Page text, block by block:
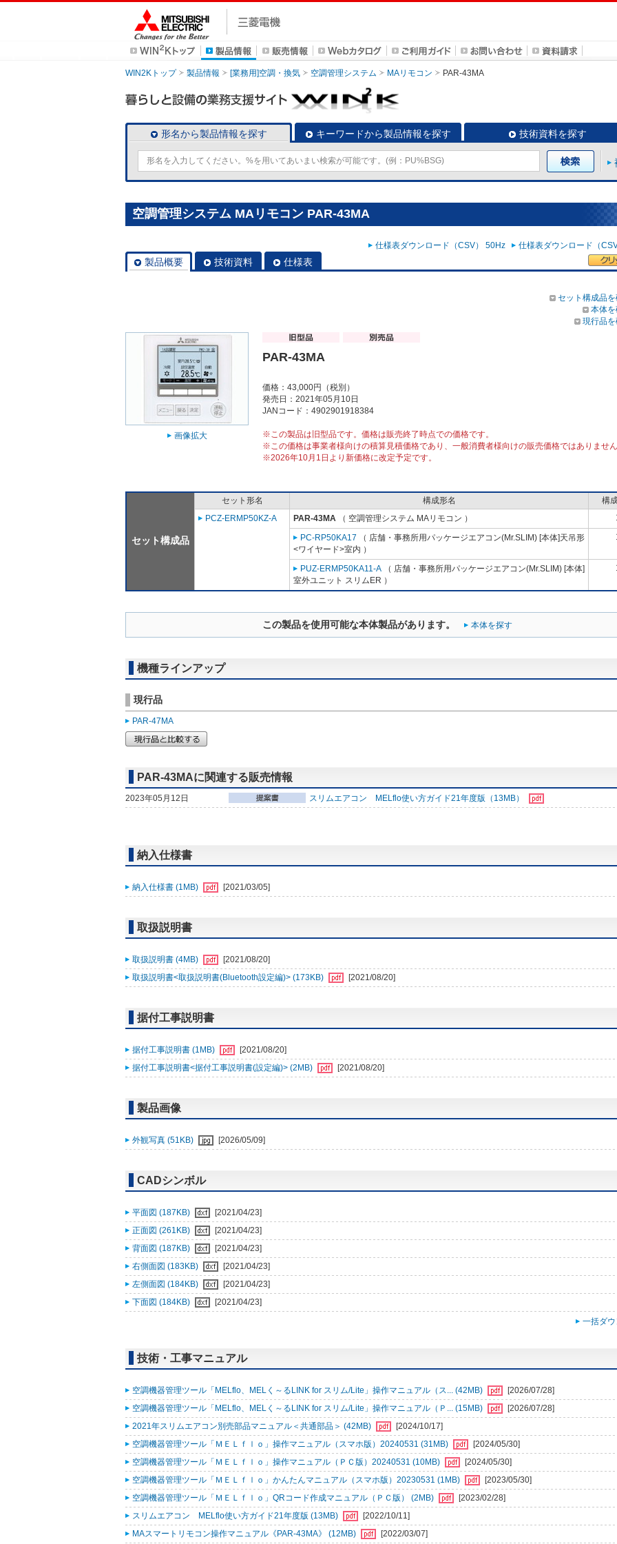
WIN2Kトップ 製品情報 [業務用]空調・換気 空調管理システム MAリモコン PAR-43MA
形名から製品情報を探す キーワードから製品情報を探す 技術資料を探す
空調管理システム MAリモコン PAR-43MA
仕様表ダウンロード（CSV） 50Hz 仕様表ダウンロード（
製品概要 技術資料 仕様表
セット構成品
本体
現行品
画像拡大
PAR-43MA
価格：43,000円（税別）
発売日：2021年05月10日
JANコード：4902901918384
※この製品は旧型品です。価格は販売終了時点での価格です。
※この価格は事業者様向けの積算見積価格であり、一般消費者様向けの販売価格ではありませ
※2026年10月1日より新価格に改定予定です。
セット構成品
セット形名 構成形名
構
PCZ-ERMP50KZ-A
PAR-43MA （ 空調管理システム MAリモコン ）
PC-RP50KA17 （ 店舗・事務所用パッケージエアコン(Mr.SLIM) [本体]天吊形
<ワイヤード>室内 ）
PUZ-ERMP50KA11-A （ 店舗・事務所用パッケージエアコン(Mr.SLIM) [本体]
室外ユニット スリムER ）
この製品を使用可能な本体製品があります。 本体を探す
機種ラインアップ
現行品
PAR-47MA
PAR-43MAに関連する販売情報
2023年05月12日 スリムエアコン MELflo使い方ガイド21年度版（13MB）
納入仕様書
納入仕様書 (1MB) [2021/03/05]
取扱説明書
取扱説明書 (4MB)
[2021/08/20]
取扱説明書<取扱説明書(Bluetooth設定編)> (173KB)
[2021/08/20]
据付工事説明書
据付工事説明書 (1MB)
[2021/08/20]
据付工事説明書<据付工事説明書(設定編)> (2MB)
[2021/08/20]
製品画像
外観写真 (51KB) [2026/05/09]
CADシンボル
平面図 (187KB)
[2021/04/23]
正面図 (261KB)
[2021/04/23]
背面図 (187KB)
[2021/04/23]
右側面図 (183KB)
[2021/04/23]
左側面図 (184KB)
[2021/04/23]
下面図 (184KB)
[2021/04/23]
一括ダ
技術・工事マニュアル
空調機器管理ツール「MELflo、MELく～るLINK for スリム/Lite」操作マニュアル（ス... (42MB)
[2026/07/28]
空調機器管理ツール「MELflo、MELく～るLINK for スリム/Lite」操作マニュアル（Ｐ... (15MB)
[2026/07/28]
2021年スリムエアコン別売部品マニュアル＜共通部品＞ (42MB)
[2024/10/17]
空調機器管理ツール「ＭＥＬｆｌｏ」操作マニュアル（スマホ版）20240531 (31MB)
[2024/05/30]
空調機器管理ツール「ＭＥＬｆｌｏ」操作マニュアル（ＰＣ版）20240531 (10MB)
[2024/05/30]
空調機器管理ツール「ＭＥＬｆｌｏ」かんたんマニュアル（スマホ版）20230531 (1MB)
[2023/05/30]
空調機器管理ツール「ＭＥＬｆｌｏ」QRコード作成マニュアル（ＰＣ版） (2MB)
[2023/02/28]
スリムエアコン MELflo使い方ガイド21年度版 (13MB)
[2022/10/11]
MAスマートリモコン操作マニュアル《PAR-43MA》 (12MB)
[2022/03/07]